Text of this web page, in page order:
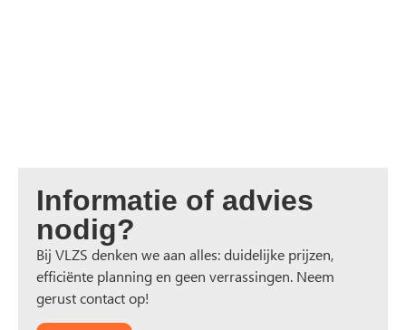
Informatie of advies
nodig?
Bij VLZS denken we aan alles: duidelijke prijzen,
efficiënte planning en geen verrassingen. Neem
gerust contact op!